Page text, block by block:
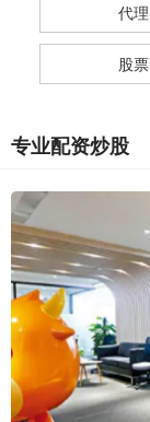
代理
股票
专业配资炒股